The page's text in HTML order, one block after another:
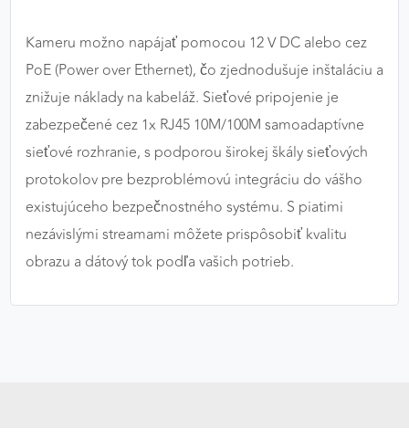
Kameru možno napájať pomocou 12 V DC alebo cez
PoE (Power over Ethernet), čo zjednodušuje inštaláciu a
znižuje náklady na kabeláž. Sieťové pripojenie je
zabezpečené cez 1x RJ45 10M/100M samoadaptívne
sieťové rozhranie, s podporou širokej škály sieťových
protokolov pre bezproblémovú integráciu do vášho
existujúceho bezpečnostného systému. S piatimi
nezávislými streamami môžete prispôsobiť kvalitu
obrazu a dátový tok podľa vašich potrieb.